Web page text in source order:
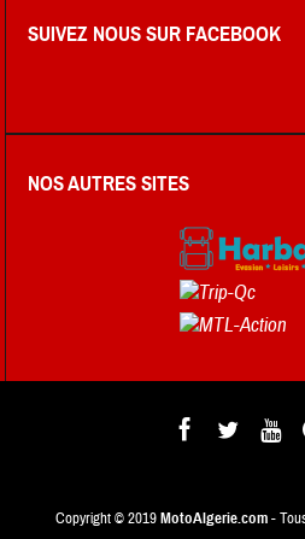
SUIVEZ NOUS SUR FACEBOOK
NOS AUTRES SITES
Copyright © 2019MotoAlgerie.com-